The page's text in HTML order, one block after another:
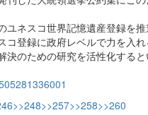
ユネスコ世界記憶遺産登録を
登録に政府レベルで力を入
のための研究を活性化すると
>>248>>257>>258>>260